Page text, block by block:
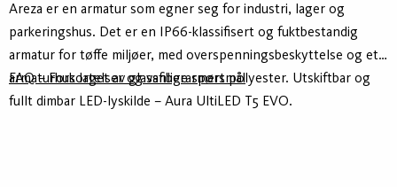
Areza er en armatur som egner seg for industri, lager og
parkeringshus. Det er en IP66-klassifisert og fuktbestandig
armatur for tøffe miljøer, med overspenningsbeskyttelse og et
armaturhus laget av glassfiberarmert polyester. Utskiftbar og
fullt dimbar LED-lyskilde – Aura UltiLED T5 EVO.
FAQ – Forkortelser og vanlige spørsmål